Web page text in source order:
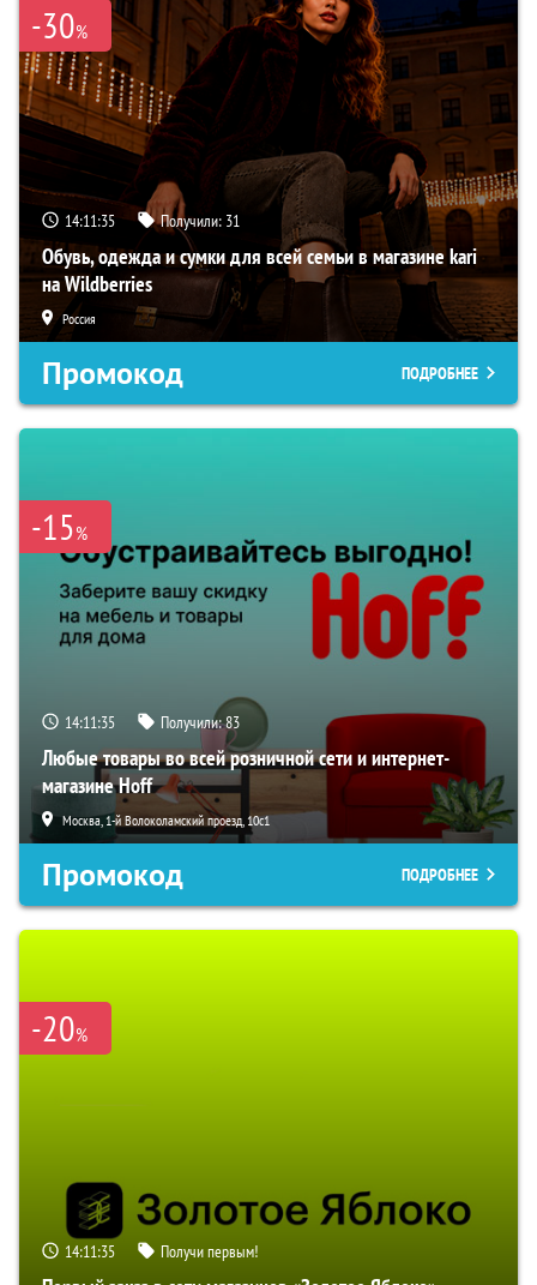
-30%
14:11:34 Получили: 31
Обувь, одежда и сумки для всей семьи в магазине kari
на Wildberries
Россия
Промокод ПОДРОБНЕЕ
-15%
14:11:34 Получили:83
Любые товары во всей розничной сети и интернет-
магазине Hoff
Москва, 1-й Волоколамский проезд, 10с1
Промокод ПОДРОБНЕЕ
-20%
14:11:34 Получи первым!